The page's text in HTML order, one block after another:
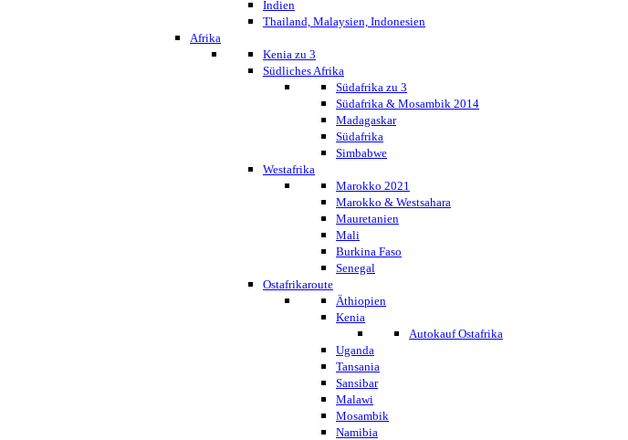
Indien
Thailand, Malaysien, Indonesien
Afrika
Kenia zu 3
Südliches Afrika
Südafrika zu 3
Südafrika & Mosambik 2014
Madagaskar
Südafrika
Simbabwe
Westafrika
Marokko 2021
Marokko & Westsahara
Mauretanien
Mali
Burkina Faso
Senegal
Ostafrikaroute
Äthiopien
Kenia
Autokauf Ostafrika
Uganda
Tansania
Sansibar
Malawi
Mosambik
Namibia